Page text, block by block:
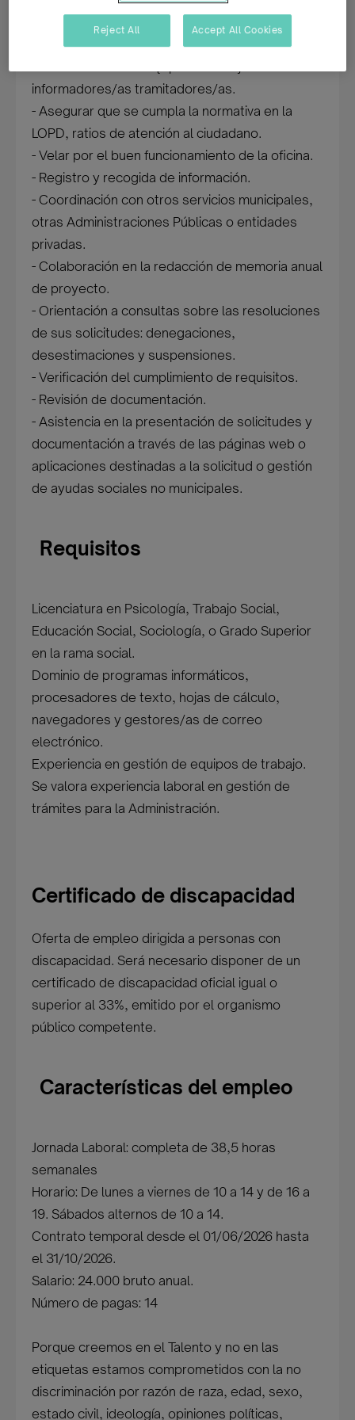
siguientes funciones
informadores/as tramitadores/as.
- Asegurar que se cumpla la normativa en la
LOPD, ratios de atención al ciudadano.
- Velar por el buen funcionamiento de la oficina.
- Registro y recogida de información.
- Coordinación con otros servicios municipales,
otras Administraciones Públicas o entidades
privadas.
- Colaboración en la redacción de memoria anual
de proyecto.
- Orientación a consultas sobre las resoluciones
de sus solicitudes: denegaciones,
desestimaciones y suspensiones.
- Verificación del cumplimiento de requisitos.
- Revisión de documentación.
- Asistencia en la presentación de solicitudes y
documentación a través de las páginas web o
aplicaciones destinadas a la solicitud o gestión
de ayudas sociales no municipales.
Requisitos
Licenciatura en Psicología, Trabajo Social,
Educación Social, Sociología, o Grado Superior
en la rama social.
Dominio de programas informáticos,
procesadores de texto, hojas de cálculo,
navegadores y gestores/as de correo
electrónico.
Experiencia en gestión de equipos de trabajo.
Se valora experiencia laboral en gestión de
trámites para la Administración.
Certificado de discapacidad
Oferta de empleo dirigida a personas con
discapacidad. Será necesario disponer de un
certificado de discapacidad oficial igual o
superior al 33%, emitido por el organismo
público competente.
Características del empleo
Jornada Laboral: completa de 38,5 horas
semanales
Horario: De lunes a viernes de 10 a 14 y de 16 a
19. Sábados alternos de 10 a 14.
Contrato temporal desde el 01/06/2026 hasta
el 31/10/2026.
Salario: 24.000 bruto anual.
Número de pagas: 14
Porque creemos en el Talento y no en las
etiquetas estamos comprometidos con la no
discriminación por razón de raza, edad, sexo,
estado civil, ideología, opiniones políticas,
Reject All Accept All Cookies